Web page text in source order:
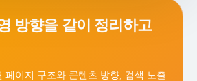
방향을 같이 정리하고
페이지 구조와 콘텐츠 방향, 검색 노출